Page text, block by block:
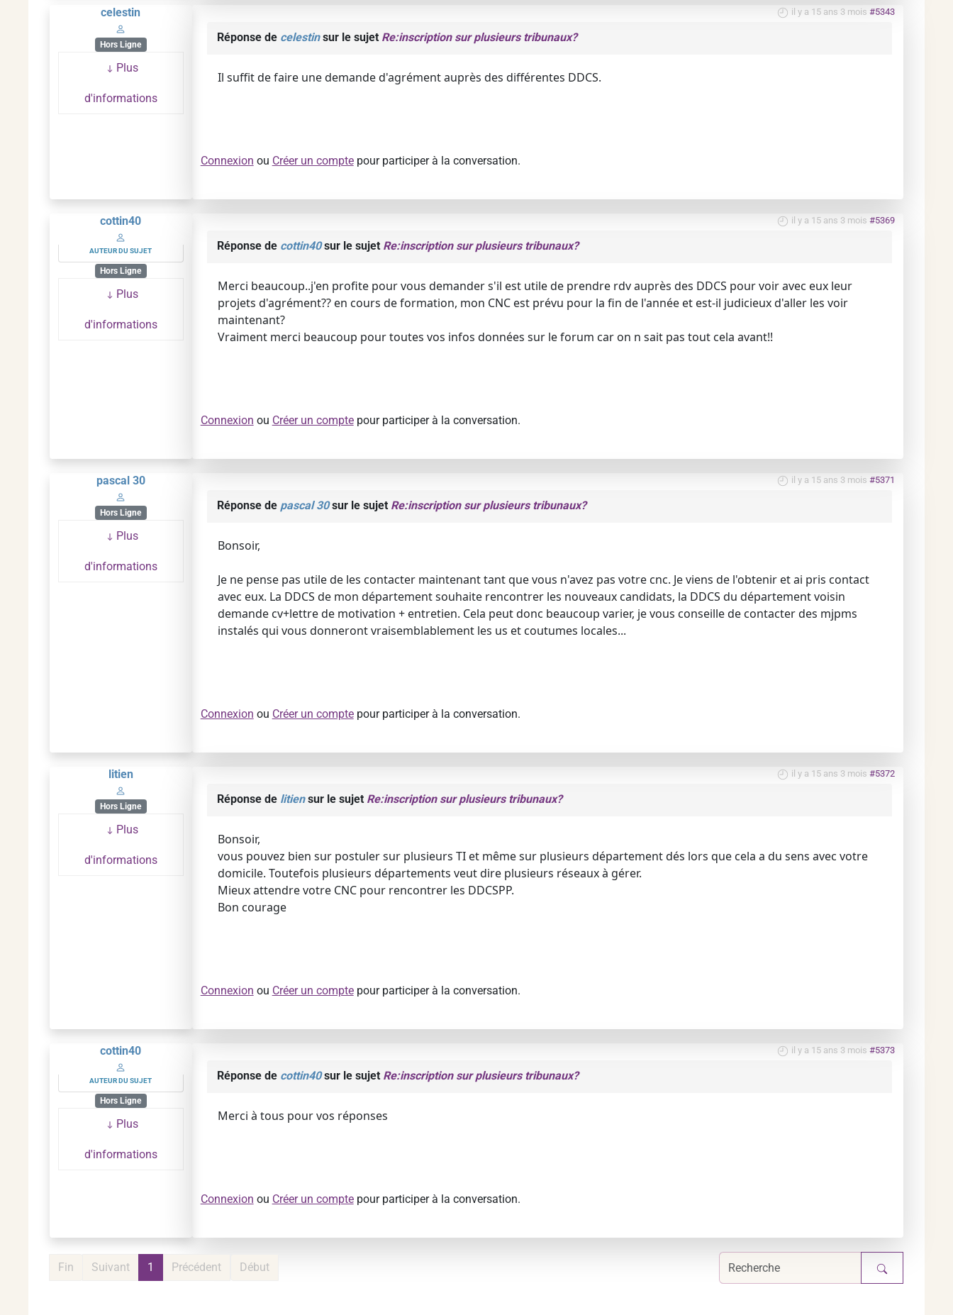
celestin
Hors Ligne
Plus
d'informations
il y a 15 ans 3 mois #5343
Réponse de celestinsur le sujet Re:inscription sur plusieurs tribunaux?
Il suffit de faire une demande d'agrément auprès des différentes DDCS.
Connexion ou Créer un comptepour participer à la conversation.
cottin40
AUTEUR DU SUJET
Hors Ligne
Plus
d'informations
il y a 15 ans 3 mois #5369
Réponse de cottin40sur le sujet Re:inscription sur plusieurs tribunaux?
Merci beaucoup..j'en profite pour vous demander s'il est utile de prendre rdv auprès des DDCS pour voir avec eux leur
projets d'agrément?? en cours de formation, mon CNC est prévu pour la fin de l'année et est-il judicieux d'aller les voir
maintenant?
Vraiment merci beaucoup pour toutes vos infos données sur le forum car on n sait pas tout cela avant!!
Connexion ou Créer un comptepour participer à la conversation.
pascal 30
Hors Ligne
Plus
d'informations
il y a 15 ans 3 mois #5371
Réponse de pascal 30sur le sujet Re:inscription sur plusieurs tribunaux?
Bonsoir,
Je ne pense pas utile de les contacter maintenant tant que vous n'avez pas votre cnc. Je viens de l'obtenir et ai pris contact
avec eux. La DDCS de mon département souhaite rencontrer les nouveaux candidats, la DDCS du département voisin
demande cv+lettre de motivation + entretien. Cela peut donc beaucoup varier, je vous conseille de contacter des mjpms
instalés qui vous donneront vraisemblablement les us et coutumes locales...
Connexion ou Créer un comptepour participer à la conversation.
litien
Hors Ligne
Plus
d'informations
il y a 15 ans 3 mois #5372
Réponse de litiensur le sujet Re:inscription sur plusieurs tribunaux?
Bonsoir,
vous pouvez bien sur postuler sur plusieurs TI et même sur plusieurs département dés lors que cela a du sens avec votre
domicile. Toutefois plusieurs départements veut dire plusieurs réseaux à gérer.
Mieux attendre votre CNC pour rencontrer les DDCSPP.
Bon courage
Connexion ou Créer un comptepour participer à la conversation.
cottin40
AUTEUR DU SUJET
Hors Ligne
Plus
d'informations
il y a 15 ans 3 mois #5373
Réponse de cottin40sur le sujet Re:inscription sur plusieurs tribunaux?
Merci à tous pour vos réponses
Connexion ou Créer un comptepour participer à la conversation.
Début
Précédent
1
Suivant
Fin